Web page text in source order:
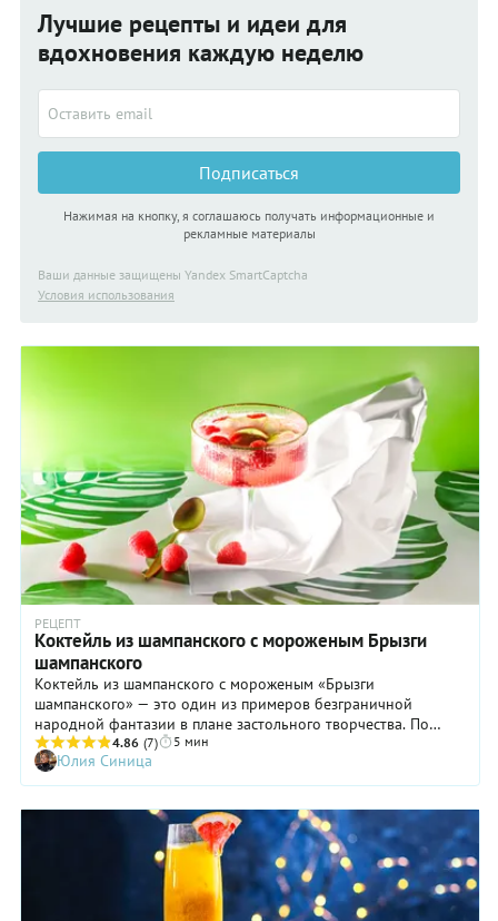
Лучшие рецепты и идеи для
вдохновения каждую неделю
Подписаться
Нажимая на кнопку, я соглашаюсь получать информационные и
рекламные материалы
Ваши данные защищены Yandex SmartCaptcha
Условия использования
РЕЦЕПТ
Коктейль из шампанского с мороженым Брызги
шампанского
Коктейль из шампанского с мороженым «Брызги
шампанского» — это один из примеров безграничной
народной фантазии в плане застольного творчества. По
идее, «Брызгами шампанского» что только не называли — и
популярное танго, и советский кинофильм, и различные
коктейли на основе игристого вина, причем необязательно с
мороженым. То есть никакого классического коктейля с
запатентованным названием «Брызги шампанского» не
существует. Тем не менее, в паре не очень надежных
источников мы нашли рецепты коктейля под таким
названием — с мороженым, яблочным сиропом и, да,
шампанским. Нам это показалось скучноватым. И мы решили
4.86 (7) 5 мин
Юлия Синица